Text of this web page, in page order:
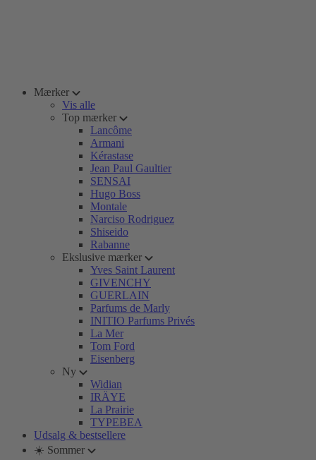
Mærker
Vis alle
Top mærker
Lancôme
Armani
Kérastase
Jean Paul Gaultier
SENSAI
Hugo Boss
Montale
Narciso Rodriguez
Shiseido
Rabanne
Ekslusive mærker
Yves Saint Laurent
GIVENCHY
GUERLAIN
Parfums de Marly
INITIO Parfums Privés
La Mer
Tom Ford
Eisenberg
Ny
Widian
IRÄYE
La Prairie
TYPEBEA
Udsalg & bestsellere
☀️ Sommer